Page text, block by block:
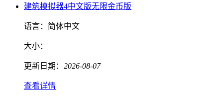
建筑模拟器4中文版无限金币版
语言： 简体中文
大小：
更新日期： 2026-08-07
查看详情